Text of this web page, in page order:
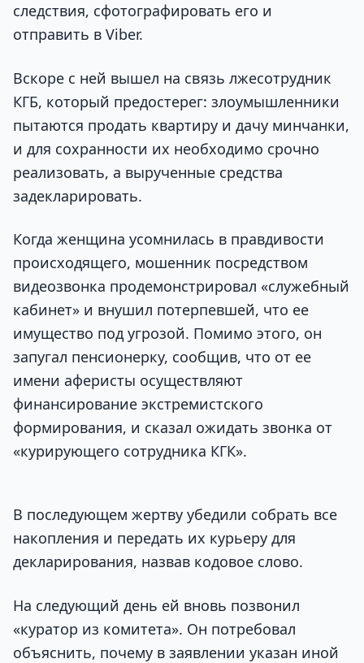
следствия, сфотографировать его и
отправить в Viber.
Вскоре с ней вышел на связь лжесотрудник
КГБ, который предостерег: злоумышленники
пытаются продать квартиру и дачу минчанки,
и для сохранности их необходимо срочно
реализовать, а вырученные средства
задекларировать.
Когда женщина усомнилась в правдивости
происходящего, мошенник посредством
видеозвонка продемонстрировал «служебный
кабинет» и внушил потерпевшей, что ее
имущество под угрозой. Помимо этого, он
запугал пенсионерку, сообщив, что от ее
имени аферисты осуществляют
финансирование экстремистского
формирования, и сказал ожидать звонка от
«курирующего сотрудника КГК».
В последующем жертву убедили собрать все
накопления и передать их курьеру для
декларирования, назвав кодовое слово.
На следующий день ей вновь позвонил
«куратор из комитета». Он потребовал
объяснить, почему в заявлении указан иной